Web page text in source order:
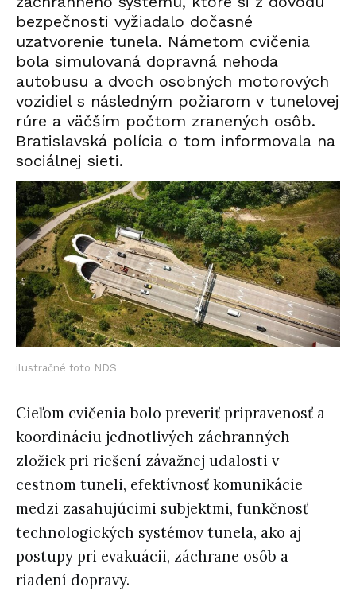
bezpečnosti vyžiadalo dočasné
uzatvorenie tunela. Námetom cvičenia
bola simulovaná dopravná nehoda
autobusu a dvoch osobných motorových
vozidiel s následným požiarom v tunelovej
rúre a väčším počtom zranených osôb.
Bratislavská polícia o tom informovala na
sociálnej sieti.
ilustračné foto NDS
Cieľom cvičenia bolo preveriť pripravenosť a
koordináciu jednotlivých záchranných
zložiek pri riešení závažnej udalosti v
cestnom tuneli, efektívnosť komunikácie
medzi zasahujúcimi subjektmi, funkčnosť
technologických systémov tunela, ako aj
postupy pri evakuácii, záchrane osôb a
riadení dopravy.